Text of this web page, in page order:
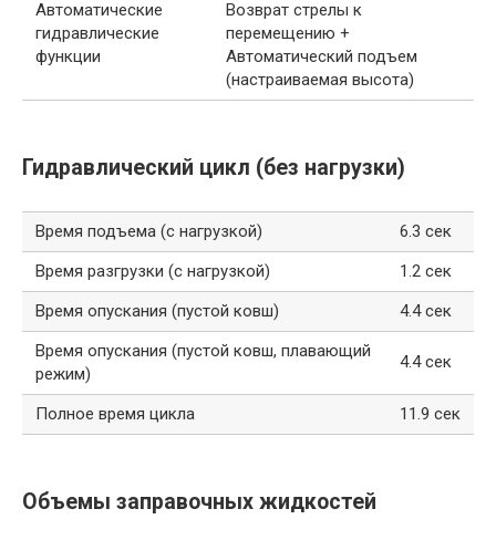
Автоматические
гидравлические
функции
Возврат стрелы к
перемещению +
Автоматический подъем
(настраиваемая высота)
Гидравлический цикл (без нагрузки)
Время подъема (с нагрузкой)
6.3 сек
Время разгрузки (с нагрузкой)
1.2 сек
Время опускания (пустой ковш)
4.4 сек
Время опускания (пустой ковш, плавающий
режим)
4.4 сек
Полное время цикла 11.9 сек
Объемы заправочных жидкостей